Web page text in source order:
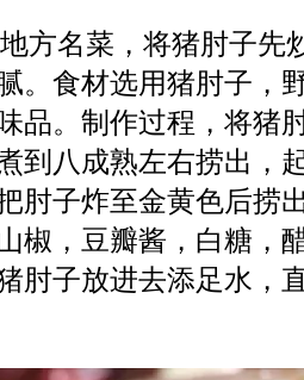
方名菜，将猪肘子先
。食材选用猪肘子，
品。制作过程，将猪
到八成熟左右捞出，
肘子炸至金黄色后捞
椒，豆瓣酱，白糖，
肘子放进去添足水，